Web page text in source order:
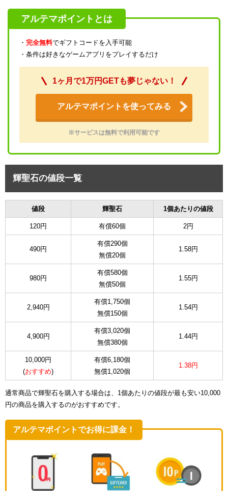
アルテマポイントとは
・ 完全無料でギフトコードを入手可能
・条件は好きなゲームアプリをプレイするだけ
1ヶ月で1万円GETも夢じゃない！
アルテマポイントを使ってみる
※サービスは無料で利用可能です
輝聖石の値段一覧
値段 輝聖石 1個あたりの値段
120円 有償60個 2円
490円
有償290個
無償20個
1.58円
980円
有償580個
無償50個
1.55円
2,940円
有償1,750個
無償150個
1.54円
4,900円
有償3,020個
無償380個
1.44円
10,000円
(おすすめ)
有償6,180個
無償1,020個
1.38円
通常商品で輝聖石を購入する場合は、1個あたりの値段が最も安い10,000
円の商品を購入するのがおすすめです。
アルテマポイントでお得に課金！